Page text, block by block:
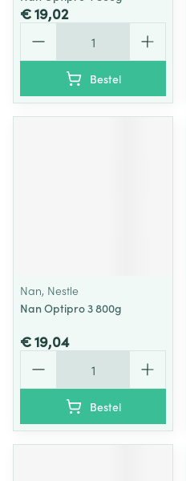
€ 19,02
Bestel
Nan, Nestle
Nan Optipro 3 800g
€ 19,04
Bestel